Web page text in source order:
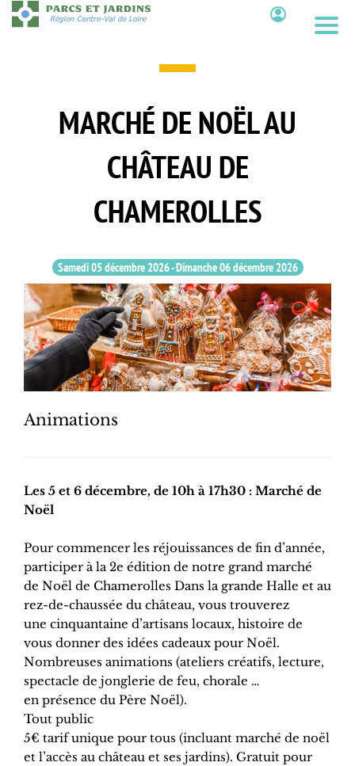
Aller
au
MARCHÉ DE NOËL AU
CHÂTEAU DE
CHAMEROLLES
Samedi 05 décembre 2026-Dimanche 06 décembre 2026
Animations
Les 5 et 6 décembre, de 10h à 17h30 : Marché de
Noël
Pour commencer les réjouissances de fin d’année,
participer à la 2e édition de notre grand marché
de Noël de Chamerolles Dans la grande Halle et au
rez-de-chaussée du château, vous trouverez
une cinquantaine d’artisans locaux, histoire de
vous donner des idées cadeaux pour Noël.
Nombreuses animations (ateliers créatifs, lecture,
spectacle de jonglerie de feu, chorale …
en présence du Père Noël).
Tout public
5€ tarif unique pour tous (incluant marché de noël
et l’accès au château et ses jardins). Gratuit pour